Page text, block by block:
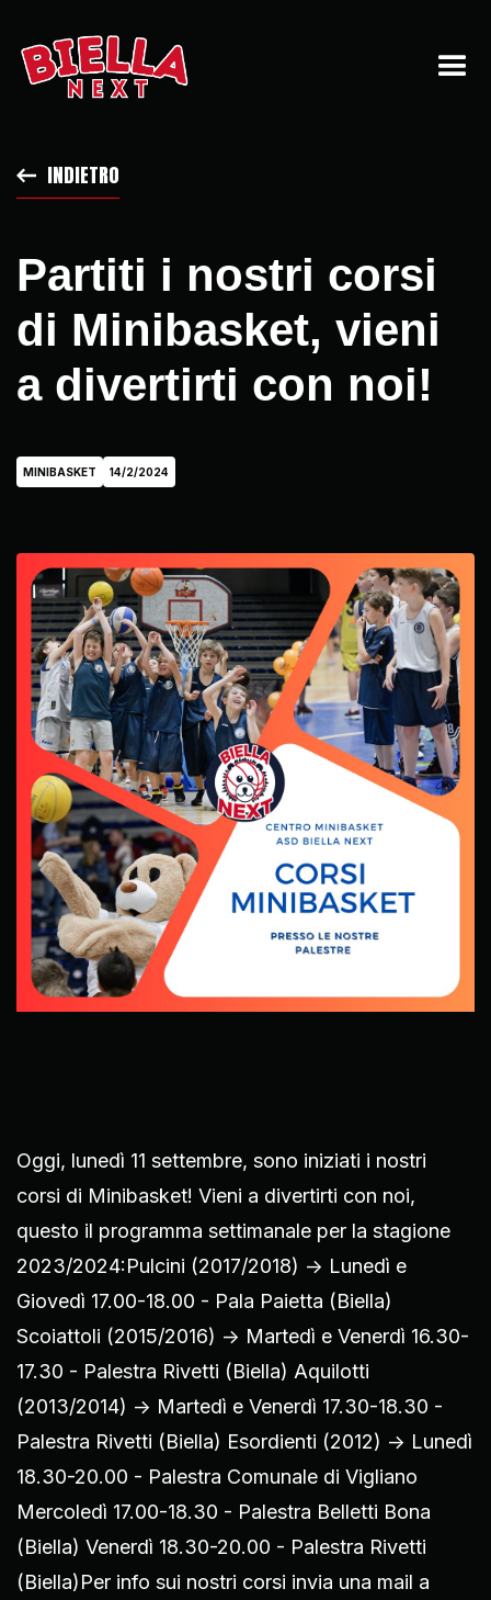
INDIETRO
Partiti i nostri corsi
di Minibasket, vieni
a divertirti con noi!
MINIBASKET 14/2/2024
Oggi, lunedì 11 settembre, sono iniziati i nostri
corsi di Minibasket! Vieni a divertirti con noi,
questo il programma settimanale per la stagione
2023/2024:Pulcini (2017/2018) -> Lunedì e
Giovedì 17.00-18.00 - Pala Paietta (Biella)
Scoiattoli (2015/2016) -> Martedì e Venerdì 16.30-
17.30 - Palestra Rivetti (Biella) Aquilotti
(2013/2014) -> Martedì e Venerdì 17.30-18.30 -
Palestra Rivetti (Biella) Esordienti (2012) -> Lunedì
18.30-20.00 - Palestra Comunale di Vigliano
Mercoledì 17.00-18.30 - Palestra Belletti Bona
(Biella) Venerdì 18.30-20.00 - Palestra Rivetti
(Biella)Per info sui nostri corsi invia una mail a